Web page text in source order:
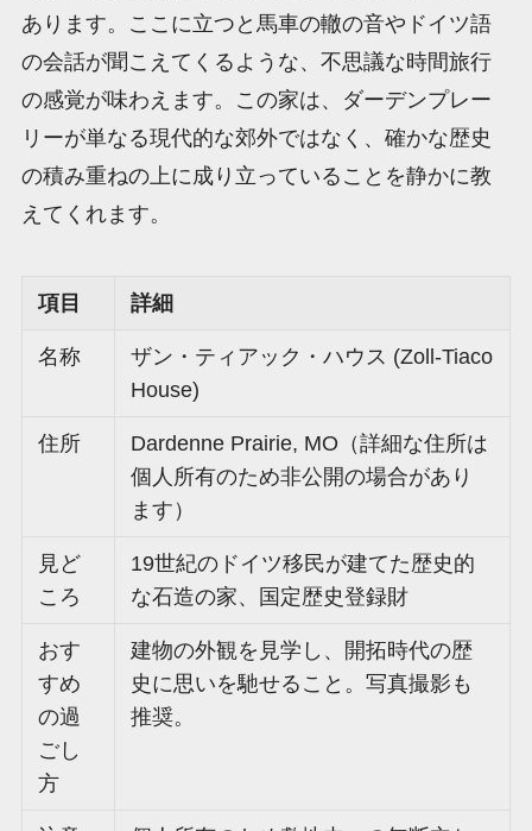
あります。ここに立つと馬車の轍の音やドイツ語
の会話が聞こえてくるような、不思議な時間旅行
の感覚が味わえます。この家は、ダーデンプレー
リーが単なる現代的な郊外ではなく、確かな歴史
の積み重ねの上に成り立っていることを静かに教
えてくれます。
項目 詳細
名称
ザン・ティアック・ハウス (Zoll-Tiaco
House)
住所
Dardenne Prairie, MO（詳細な住所は
個人所有のため非公開の場合があり
ます）
見ど
ころ
19世紀のドイツ移民が建てた歴史的
な石造の家、国定歴史登録財
おす
すめ
の過
ごし
方
建物の外観を見学し、開拓時代の歴
史に思いを馳せること。写真撮影も
推奨。